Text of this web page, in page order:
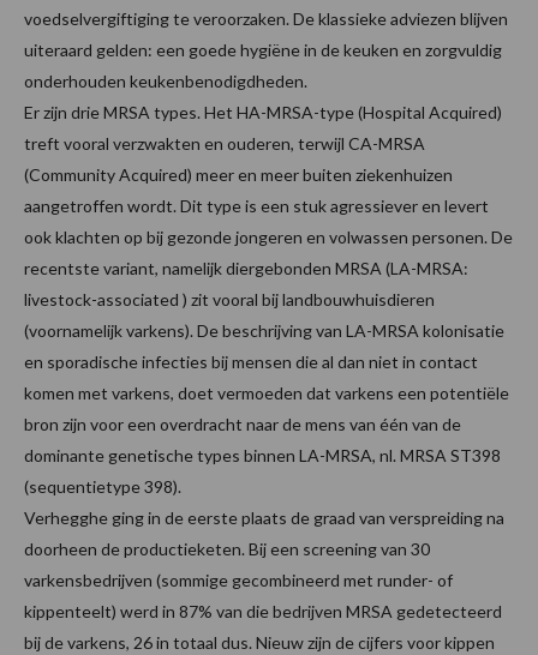
voedselvergiftiging te veroorzaken. De klassieke adviezen blijven
uiteraard gelden: een goede hygiëne in de keuken en zorgvuldig
onderhouden keukenbenodigdheden.
Er zijn drie MRSA types. Het HA-MRSA-type (Hospital Acquired)
treft vooral verzwakten en ouderen, terwijl CA-MRSA
(Community Acquired) meer en meer buiten ziekenhuizen
aangetroffen wordt. Dit type is een stuk agressiever en levert
ook klachten op bij gezonde jongeren en volwassen personen. De
recentste variant, namelijk diergebonden MRSA (LA-MRSA:
livestock-associated ) zit vooral bij landbouwhuisdieren
(voornamelijk varkens). De beschrijving van LA-MRSA kolonisatie
en sporadische infecties bij mensen die al dan niet in contact
komen met varkens, doet vermoeden dat varkens een potentiële
bron zijn voor een overdracht naar de mens van één van de
dominante genetische types binnen LA-MRSA, nl. MRSA ST398
(sequentietype 398).
Verhegghe ging in de eerste plaats de graad van verspreiding na
doorheen de productieketen. Bij een screening van 30
varkensbedrijven (sommige gecombineerd met runder- of
kippenteelt) werd in 87% van die bedrijven MRSA gedetecteerd
bij de varkens, 26 in totaal dus. Nieuw zijn de cijfers voor kippen